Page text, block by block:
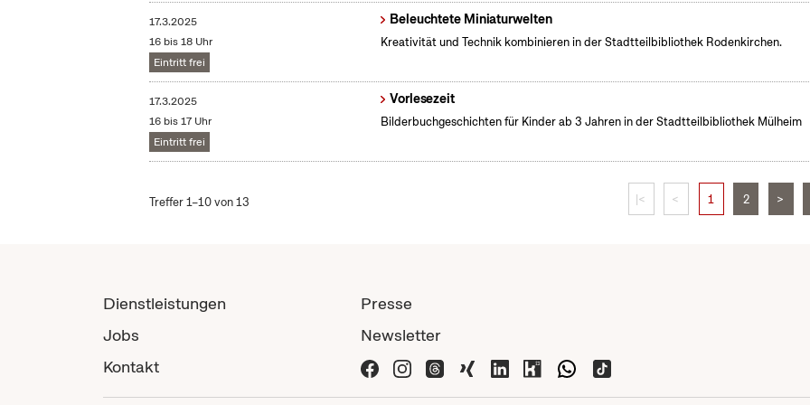
17.3.2025
16 bis 18 Uhr
Eintritt frei
Beleuchtete Miniaturwelten
Kreativität und Technik kombinieren in der Stadtteilbibliothek Rodenkirchen.
17.3.2025
16 bis 17 Uhr
Eintritt frei
Vorlesezeit
Bilderbuchgeschichten für Kinder ab 3 Jahren in der Stadtteilbibliothek Mülheim
Treffer 1–10 von 13 |< < 1 2 >
Dienstleistungen
Jobs
Kontakt
Presse
Newsletter